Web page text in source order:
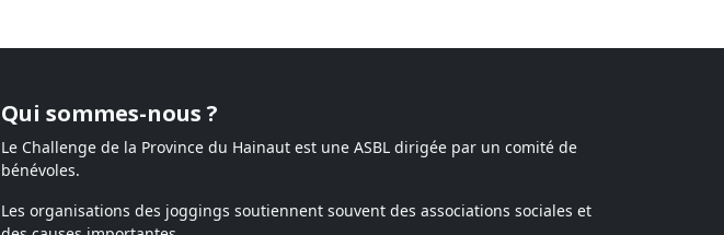
Qui sommes-nous ?
Le Challenge de la Province du Hainaut est une ASBL dirigée par un comité de
bénévoles.
Les organisations des joggings soutiennent souvent des associations sociales et